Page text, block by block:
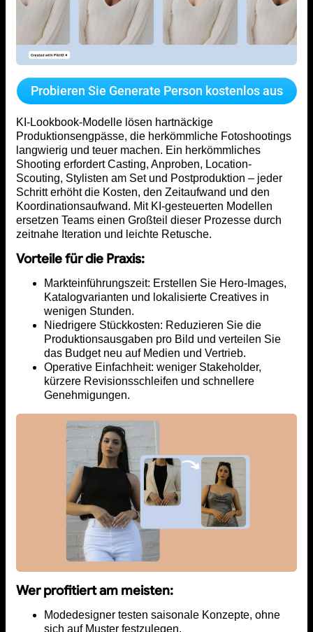
Probieren Sie Generate Person kostenlos aus
KI-Lookbook-Modelle lösen hartnäckige
Produktionsengpässe, die herkömmliche Fotoshootings
langwierig und teuer machen. Ein herkömmliches
Shooting erfordert Casting, Anproben, Location-
Scouting, Stylisten am Set und Postproduktion – jeder
Schritt erhöht die Kosten, den Zeitaufwand und den
Koordinationsaufwand. Mit KI-gesteuerten Modellen
ersetzen Teams einen Großteil dieser Prozesse durch
zeitnahe Iteration und leichte Retusche.
Vorteile für die Praxis:
Markteinführungszeit: Erstellen Sie Hero-Images,
Katalogvarianten und lokalisierte Creatives in
wenigen Stunden.
Niedrigere Stückkosten: Reduzieren Sie die
Produktionsausgaben pro Bild und verteilen Sie
das Budget neu auf Medien und Vertrieb.
Operative Einfachheit: weniger Stakeholder,
kürzere Revisionsschleifen und schnellere
Genehmigungen.
Wer profitiert am meisten:
Modedesigner testen saisonale Konzepte, ohne
sich auf Muster festzulegen.